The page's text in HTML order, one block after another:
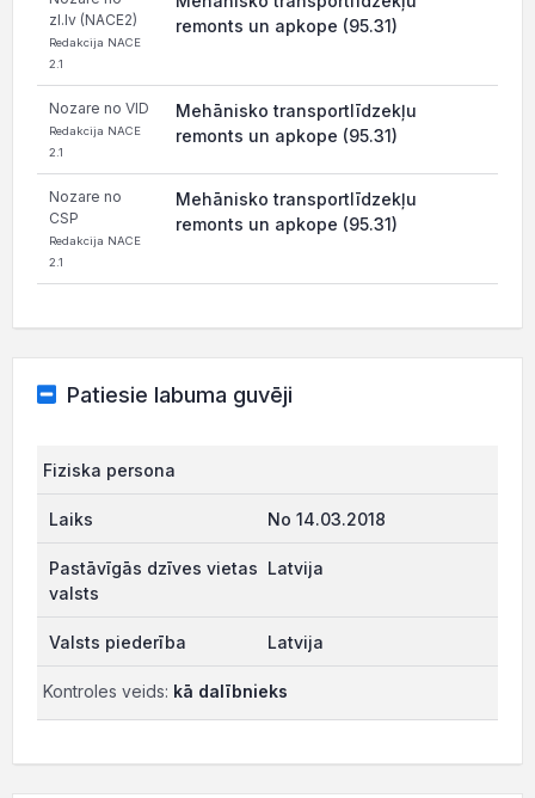
zl.lv (NACE2)
Redakcija NACE
2.1
remonts un apkope (95.31)
Nozare no VID
Redakcija NACE
2.1
Mehānisko transportlīdzekļu
remonts un apkope (95.31)
Nozare no
CSP
Redakcija NACE
2.1
Mehānisko transportlīdzekļu
remonts un apkope (95.31)
Patiesie labuma guvēji
Fiziska persona
No 14.03.2018
Latvija
Latvija
Kontroles veids: kā dalībnieks